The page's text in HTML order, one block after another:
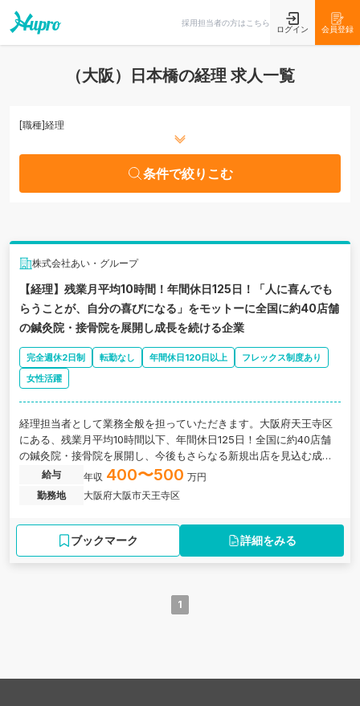
採用担当者の方はこちら
ログイン 会員登録
（大阪）日本橋の経理 求人一覧
[職種]経理
条件で絞りこむ
株式会社あい・グループ
【経理】残業月平均10時間！年間休日125日！「人に喜んでも
らうことが、自分の喜びになる」をモットーに全国に約40店舗
の鍼灸院・接骨院を展開し成長を続ける企業
完全週休2日制 転勤なし 年間休日120日以上
フレックス制度あり
女性活躍
経理担当者として業務全般を担っていただきます。大阪府天王寺区
にある、残業月平均10時間以下、年間休日125日！全国に約40店舗
の鍼灸院・接骨院を展開し、今後もさらなる新規出店を見込む成長
給与 年収 400〜500 万円
勤務地
大阪府大阪市天王寺区
ブックマーク 詳細をみる
1